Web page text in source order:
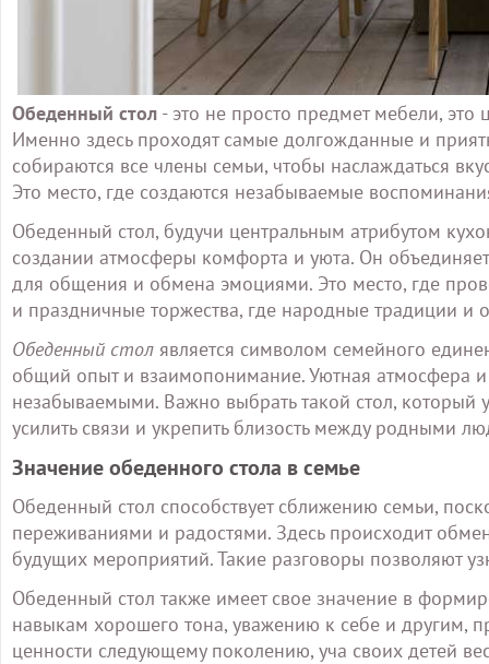
Обеденный стол - это не просто предмет мебели, это
Именно здесь проходят самые долгожданные и
собираются все члены семьи, чтобы наслаждаться
Это место, где создаются незабываемые
Обеденный стол, будучи центральным атрибутом
создании атмосферы комфорта и уюта. Он
для общения и обмена эмоциями. Это место, где
и праздничные торжества, где народные традиции и
Обеденный стол является символом семейного
общий опыт и взаимопонимание. Уютная атмосфера
незабываемыми. Важно выбрать такой стол, который
усилить связи и укрепить близость между родными
Значение обеденного стола в семье
Обеденный стол способствует сближению семьи,
переживаниями и радостями. Здесь происходит
будущих мероприятий. Такие разговоры позволяют
Обеденный стол также имеет свое значение в
навыкам хорошего тона, уважению к себе и другим,
ценности следующему поколению, уча своих детей